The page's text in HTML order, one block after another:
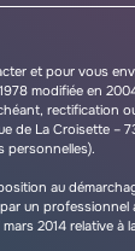
et pour vous
modifiée en
rectification
de La Croisette –
personnelles).
au
un professionnel
2014 relative à